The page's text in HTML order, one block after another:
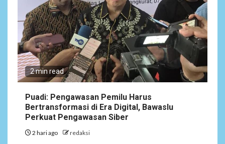
Target Pemutihan Pajak
Kendaraan Meleset,
Program Unggulan Gubernur
Banten Dinilai Abal-Abal?
5
ARTIKEL
Satgas Pamtas Kewilayahan
Napua Laksanakan Kegiatan
Tenaga Pendidik di Sekolah
SD Negeri Gunung Susu
2 min read
Puadi: Pengawasan Pemilu Harus
Bertransformasi di Era Digital, Bawaslu
Perkuat Pengawasan Siber
2 hari ago redaksi